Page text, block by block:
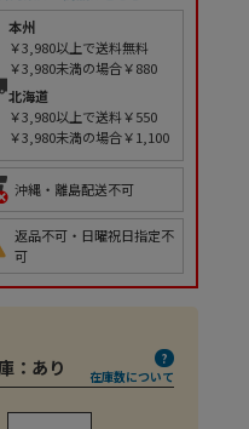
本州
￥3,980以上で送料無料
￥3,980未満の場合￥880
北海道
￥3,980以上で送料￥550
￥3,980未満の場合￥1,100
沖縄・離島配送不可
返品不可・日曜祝日指定不
可
： あり 在庫数について